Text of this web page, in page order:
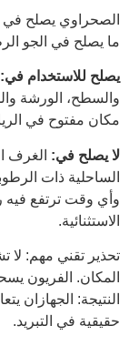
الصحراوي يصلح في
ما يصلح في الجو
يصلح للاستخدام في:
والسطح، الورشة
مكان مفتوح في
لا يصلح في: الغرف
الساحلية ذات
وأي وقت ترتفع
الاستثنائية.
تحذير تقني مهم:
المكان. الفريون
النتيجة: الجهازان
حقيقية في التبريد.